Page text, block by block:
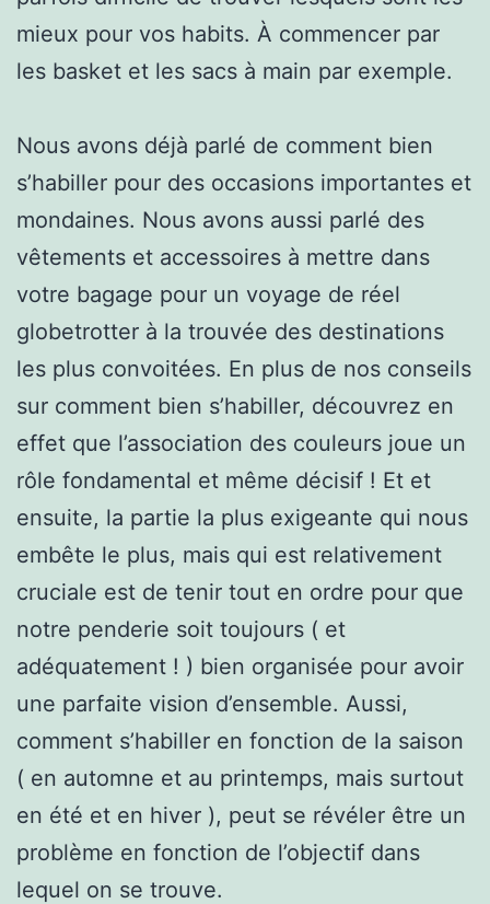
mieux pour vos habits. À commencer par
les basket et les sacs à main par exemple.
Nous avons déjà parlé de comment bien
s’habiller pour des occasions importantes et
mondaines. Nous avons aussi parlé des
vêtements et accessoires à mettre dans
votre bagage pour un voyage de réel
globetrotter à la trouvée des destinations
les plus convoitées. En plus de nos conseils
sur comment bien s’habiller, découvrez en
effet que l’association des couleurs joue un
rôle fondamental et même décisif ! Et et
ensuite, la partie la plus exigeante qui nous
embête le plus, mais qui est relativement
cruciale est de tenir tout en ordre pour que
notre penderie soit toujours ( et
adéquatement ! ) bien organisée pour avoir
une parfaite vision d’ensemble. Aussi,
comment s’habiller en fonction de la saison
( en automne et au printemps, mais surtout
en été et en hiver ), peut se révéler être un
problème en fonction de l’objectif dans
lequel on se trouve.